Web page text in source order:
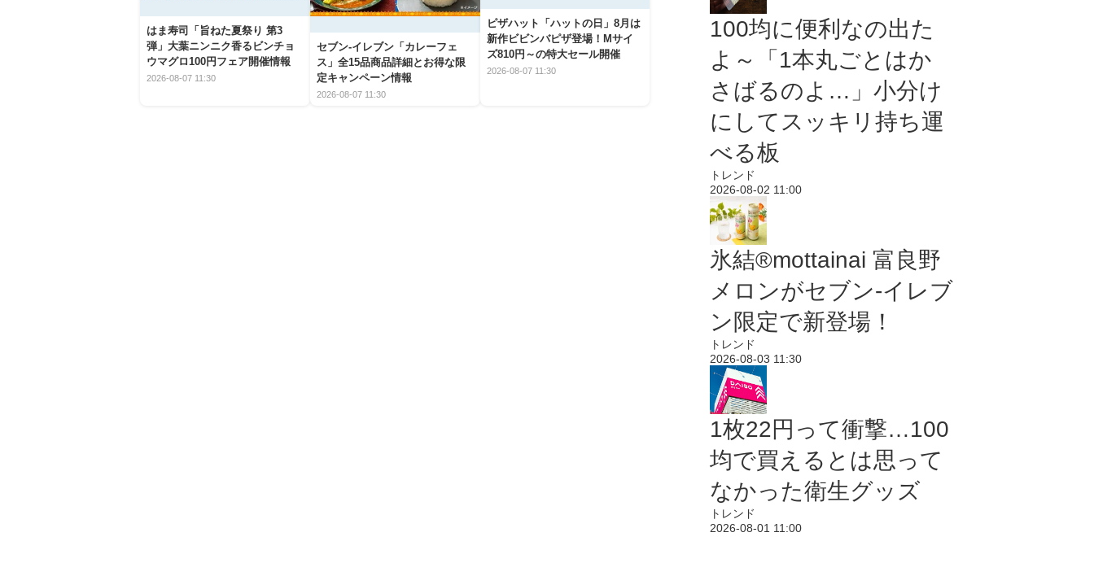
はま寿司「旨ねた夏祭り 第3
弾」大葉ニンニク香るビンチョ
ウマグロ100円フェア開催情報
2026-08-07 11:30
セブン‐イレブン「カレーフェ
ス」全15品商品詳細とお得な限
定キャンペーン情報
2026-08-07 11:30
ピザハット「ハットの日」8月は
新作ビビンバピザ登場！Mサイ
ズ810円～の特大セール開催
2026-08-07 11:30
100均に便利なの出た
よ～「1本丸ごとはか
さばるのよ…」小分け
にしてスッキリ持ち運
べる板
トレンド
2026-08-02 11:00
氷結®mottainai 富良野
メロンがセブン‐イレブ
ン限定で新登場！
トレンド
2026-08-03 11:30
1枚22円って衝撃…100
均で買えるとは思って
なかった衛生グッズ
トレンド
2026-08-01 11:00